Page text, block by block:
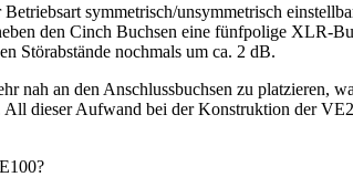
symmetrisch/unsymmetrisch
den Cinch Buchsen eine fünfpolige XLR-
Störabstände nochmals um ca. 2 dB.
nah an den Anschlussbuchsen zu platzieren,
dieser Aufwand bei der Konstruktion der